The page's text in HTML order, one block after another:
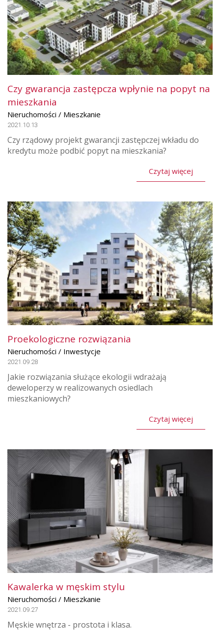
Czy gwarancja zastępcza wpłynie na popyt na
mieszkania
Nieruchomości / Mieszkanie
2021.10.13
Czy rządowy projekt gwarancji zastępczej wkładu do
kredytu może podbić popyt na mieszkania?
Czytaj więcej
Proekologiczne rozwiązania
Nieruchomości / Inwestycje
2021.09.28
Jakie rozwiązania służące ekologii wdrażają
deweloperzy w realizowanych osiedlach
mieszkaniowych?
Czytaj więcej
Kawalerka w męskim stylu
Nieruchomości / Mieszkanie
2021.09.27
Męskie wnętrza - prostota i klasa.